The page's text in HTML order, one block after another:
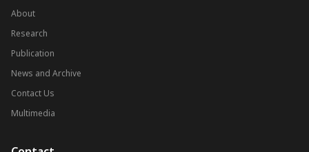
About
Research
Publication
News and Archive
Contact Us
Multimedia